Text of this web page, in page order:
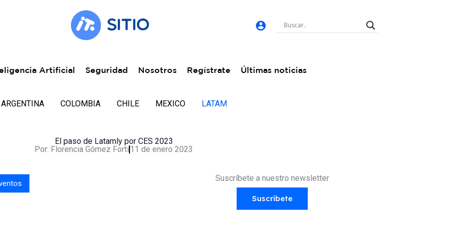
Artificial Seguridad Nosotros Regístrate Últimas noticias
ARGENTINA COLOMBIA CHILE MEXICO LATAM
El paso de Latamly por CES 2023
Por: Florencia Gómez Forti 11 de enero 2023
Suscríbete a nuestro newsletter
Suscríbete